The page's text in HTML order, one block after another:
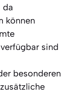
da
können
sind
besonderen